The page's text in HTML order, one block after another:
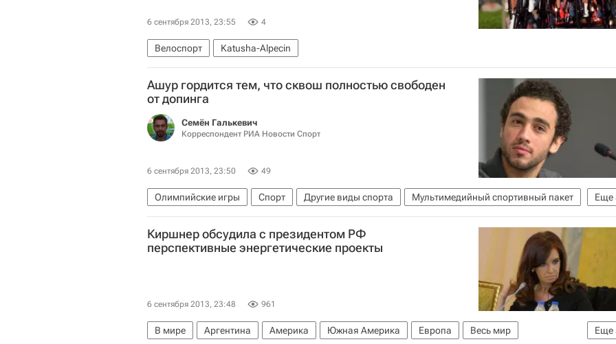
6 сентября 2013, 23:55 4
Велоспорт Katusha-Alpecin
Ашур гордится тем, что сквош полностью свободен
от допинга
Семён Галькевич
Корреспондент РИА Новости Спорт
6 сентября 2013, 23:50 49
Еще
Олимпийские игры Спорт Другие виды спорта
Мультимедийный спортивный пакет
Международный олимпийский комитет (МОК)
125-я сессия МОК в Буэнос-Айресе
Олимпиада 2020
Киршнер обсудила с президентом РФ
перспективные энергетические проекты
6 сентября 2013, 23:48 961
Еще
В мире Аргентина Америка Южная Америка Европа
Весь мир